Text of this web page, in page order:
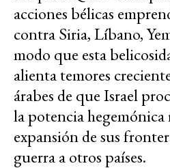
acciones bélicas
contra Siria, Líbano,
modo que esta
alienta temores
árabes de que Israel
la potencia
expansión de sus
guerra a otros países.